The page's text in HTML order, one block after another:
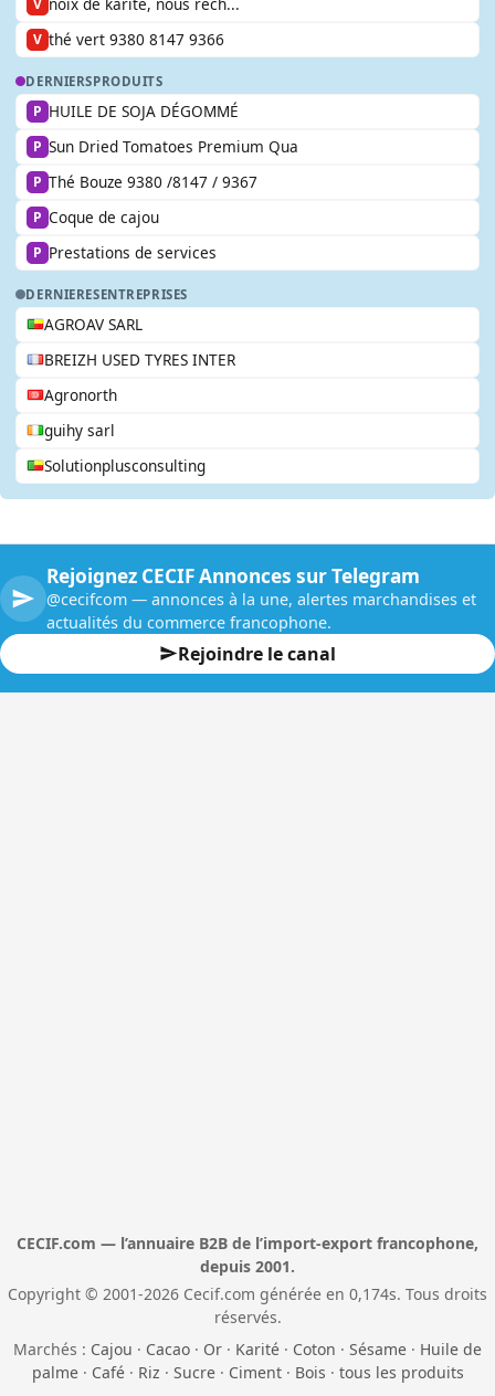
V thé vert 9380 8147 9366
DERNIERSPRODUITS
P HUILE DE SOJA DÉGOMMÉ
P Sun Dried Tomatoes Premium Qua
P Thé Bouze 9380 /8147 / 9367
P Coque de cajou
P Prestations de services
DERNIERESENTREPRISES
AGROAV SARL
BREIZH USED TYRES INTER
Agronorth
guihy sarl
Solutionplusconsulting
Rejoignez CECIF Annonces sur Telegram
@cecifcom — annonces à la une, alertes marchandises et
actualités du commerce francophone.
Rejoindre le canal
CECIF.com — l’annuaire B2B de l’import-export francophone,
depuis 2001.
Copyright © 2001-2026 Cecif.com générée en 0,174s. Tous droits
réservés.
Marchés : Cajou · Cacao · Or · Karité · Coton · Sésame · Huile de
palme· Café· Riz · Sucre· Ciment· Bois · tous les produits